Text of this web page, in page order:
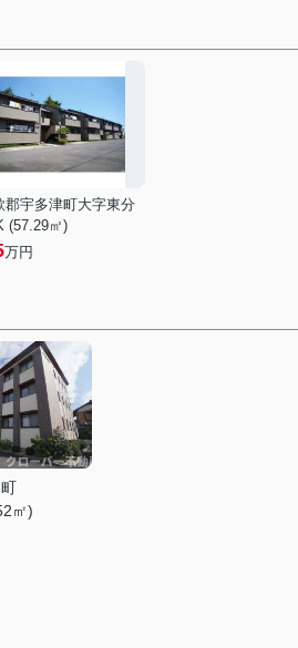
郡宇多津町大字東分
(57.29㎡)
万円
㎡)